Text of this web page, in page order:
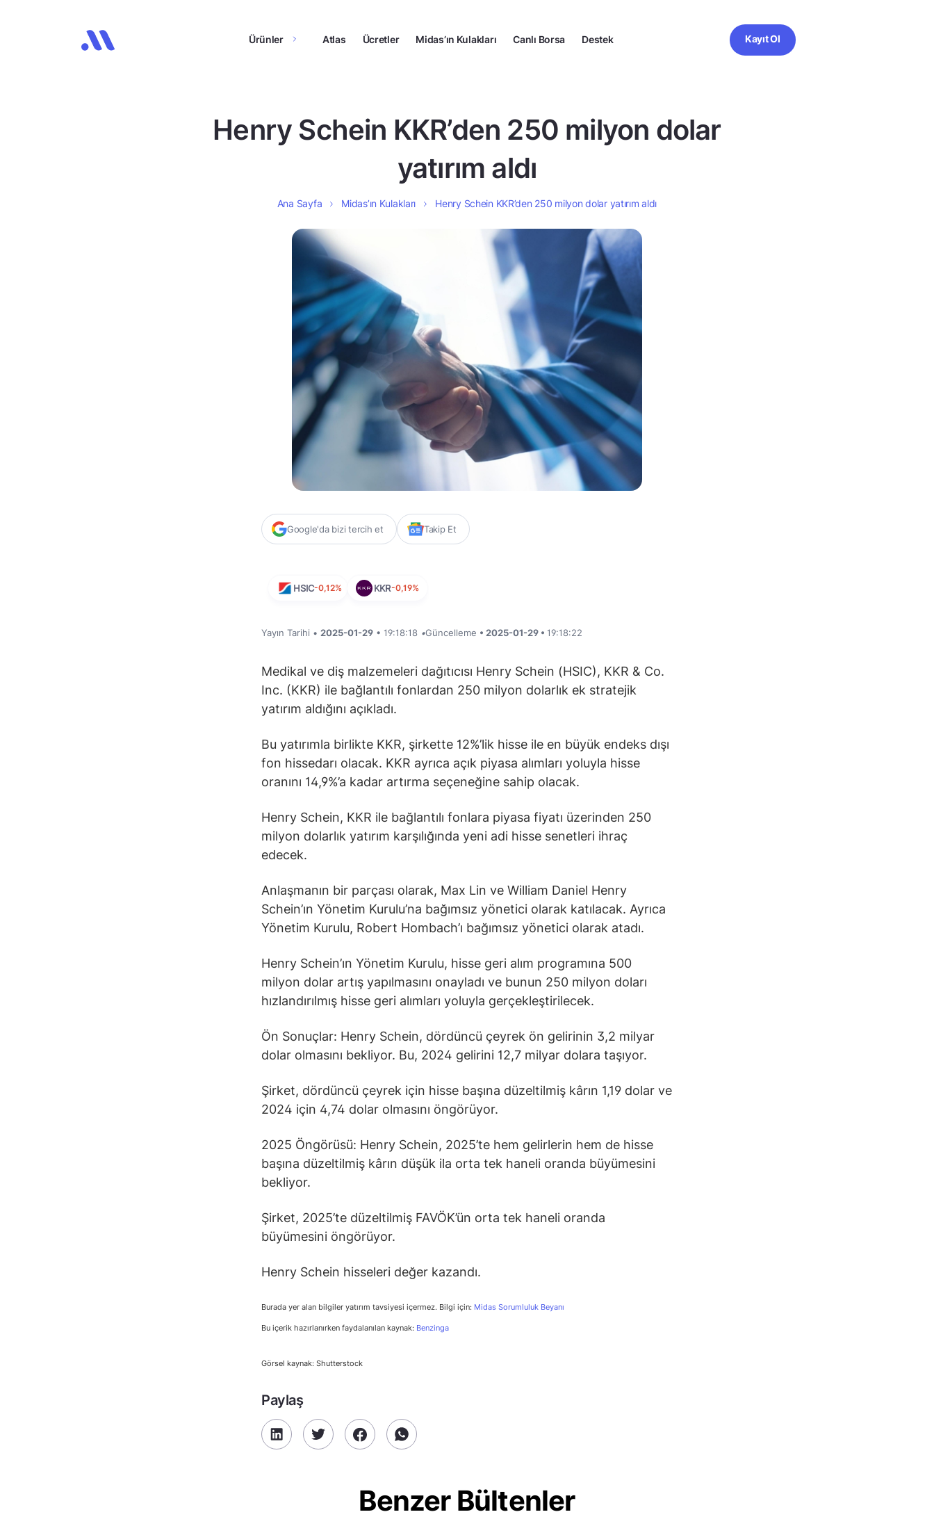
Ürünler Atlas Ücretler Midas’ın Kulakları Canlı Borsa Destek Kayıt Ol
Henry Schein KKR’den 250 milyon dolar
yatırım aldı
Ana Sayfa Midas’ın Kulakları Henry Schein KKR’den 250 milyon dolar yatırım aldı
Google'da bizi tercih et Takip Et
HSIC-0,12% KKR-0,19%
Yayın Tarihi • 2025-01-29 • 19:18:18 •Güncelleme • 2025-01-29 • 19:18:22
Medikal ve diş malzemeleri dağıtıcısı Henry Schein (HSIC), KKR & Co.
Inc. (KKR) ile bağlantılı fonlardan 250 milyon dolarlık ek stratejik
yatırım aldığını açıkladı.
Bu yatırımla birlikte KKR, şirkette 12%’lik hisse ile en büyük endeks dışı
fon hissedarı olacak. KKR ayrıca açık piyasa alımları yoluyla hisse
oranını 14,9%’a kadar artırma seçeneğine sahip olacak.
Henry Schein, KKR ile bağlantılı fonlara piyasa fiyatı üzerinden 250
milyon dolarlık yatırım karşılığında yeni adi hisse senetleri ihraç
edecek.
Anlaşmanın bir parçası olarak, Max Lin ve William Daniel Henry
Schein’ın Yönetim Kurulu’na bağımsız yönetici olarak katılacak. Ayrıca
Yönetim Kurulu, Robert Hombach’ı bağımsız yönetici olarak atadı.
Henry Schein’ın Yönetim Kurulu, hisse geri alım programına 500
milyon dolar artış yapılmasını onayladı ve bunun 250 milyon doları
hızlandırılmış hisse geri alımları yoluyla gerçekleştirilecek.
Ön Sonuçlar: Henry Schein, dördüncü çeyrek ön gelirinin 3,2 milyar
dolar olmasını bekliyor. Bu, 2024 gelirini 12,7 milyar dolara taşıyor.
Şirket, dördüncü çeyrek için hisse başına düzeltilmiş kârın 1,19 dolar ve
2024 için 4,74 dolar olmasını öngörüyor.
2025 Öngörüsü: Henry Schein, 2025’te hem gelirlerin hem de hisse
başına düzeltilmiş kârın düşük ila orta tek haneli oranda büyümesini
bekliyor.
Şirket, 2025’te düzeltilmiş FAVÖK’ün orta tek haneli oranda
büyümesini öngörüyor.
Henry Schein hisseleri değer kazandı.
Burada yer alan bilgiler yatırım tavsiyesi içermez. Bilgi için: Midas Sorumluluk Beyanı
Bu içerik hazırlanırken faydalanılan kaynak: Benzinga
Görsel kaynak: Shutterstock
Paylaş
Benzer Bültenler